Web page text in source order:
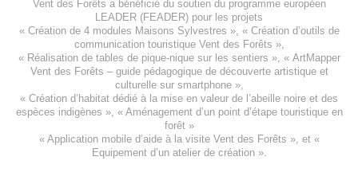
Vent des Forêts a bénéficié du soutien du programme européen
LEADER (FEADER) pour les projets
« Création de 4 modules Maisons Sylvestres », « Création d’outils de
communication touristique Vent des Forêts »,
« Réalisation de tables de pique-nique sur les sentiers », « ArtMapper
Vent des Forêts – guide pédagogique de découverte artistique et
culturelle sur smartphone »,
« Création d’habitat dédié à la mise en valeur de l’abeille noire et des
espèces indigènes », « Aménagement d’un point d’étape touristique en
forêt»
« Application mobile d’aide à la visite Vent des Forêts », et «
Equipement d’un atelier de création».